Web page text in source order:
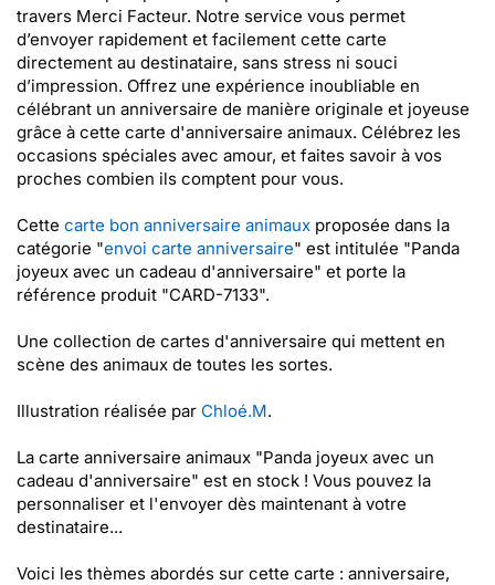
travers Merci Facteur. Notre service vous permet
d’envoyer rapidement et facilement cette carte
directement au destinataire, sans stress ni souci
d’impression. Offrez une expérience inoubliable en
célébrant un anniversaire de manière originale et joyeuse
grâce à cette carte d'anniversaire animaux. Célébrez les
occasions spéciales avec amour, et faites savoir à vos
proches combien ils comptent pour vous.
Cette carte bon anniversaire animaux proposée dans la
catégorie "envoi carte anniversaire" est intitulée "Panda
joyeux avec un cadeau d'anniversaire" et porte la
référence produit "CARD-7133".
Une collection de cartes d'anniversaire qui mettent en
scène des animaux de toutes les sortes.
Illustration réalisée par Chloé.M.
La carte anniversaire animaux "Panda joyeux avec un
cadeau d'anniversaire" est en stock ! Vous pouvez la
personnaliser et l'envoyer dès maintenant à votre
destinataire...
Voici les thèmes abordés sur cette carte : anniversaire,